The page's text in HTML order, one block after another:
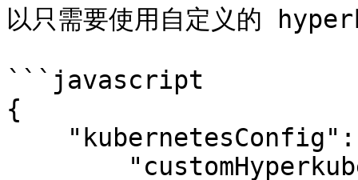
以只需要使用自定义的
```javascript
{